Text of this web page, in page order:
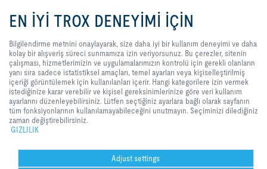
Yasal Terimler kayıt
2026 © TROX TURKEY
size daha iyi bir kullanım deneyimi
ve daha kolay bir alışveriş süreci
sunmamıza izin veriyorsunuz. Bu
çerezler, sitenin çalışması,
hizmetlerimizin ve
uygulamalarımızın kontrolü için
gerekli olanların yanı sıra sadece
istatistiksel amaçları, temel ayarları
veya kişiselleştirilmiş içeriği
görüntülemek için kullanılanları
içerir. Hangi kategorilere izin
düzenleyebilirsiniz. Lütfen
seçtiğiniz ayarlara bağlı olarak
EN İYİ TROX DENEYİMİ İÇİN
Bilgilendirme metnini onaylayarak, size daha iyi bir kullanım deneyimi ve daha
kolay bir alışveriş süreci sunmamıza izin veriyorsunuz. Bu çerezler, sitenin
çalışması, hizmetlerimizin ve uygulamalarımızın kontrolü için gerekli olanların
yanı sıra sadece istatistiksel amaçları, temel ayarları veya kişiselleştirilmiş
içeriği görüntülemek için kullanılanları içerir. Hangi kategorilere izin vermek
istediğinize karar verebilir ve kişisel gereksinimlerinize göre veri kullanım
ayarlarını düzenleyebilirsiniz. Lütfen seçtiğiniz ayarlara bağlı olarak sayfanın
tüm fonksiyonlarının kullanılamayabileceğini unutmayın. Seçiminizi dilediğiniz
zaman değiştirebilirsiniz.
GIZLILIK
Adjust settings